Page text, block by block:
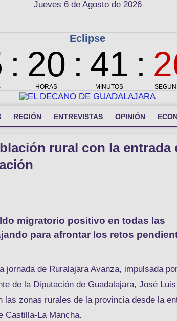
Jueves 6 de Agosto de 2026
REGIÓN ENTREVISTAS OPINIÓN
rural con la entrada
migratorio positivo en todas las
para afrontar los retos
jornada de Ruralajara Avanza, impulsada
de la Diputación de Guadalajara, José
zonas rurales de la provincia desde la
Castilla-La Mancha.